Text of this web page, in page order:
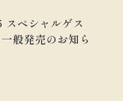
ペシャルゲス
般発売のお知ら